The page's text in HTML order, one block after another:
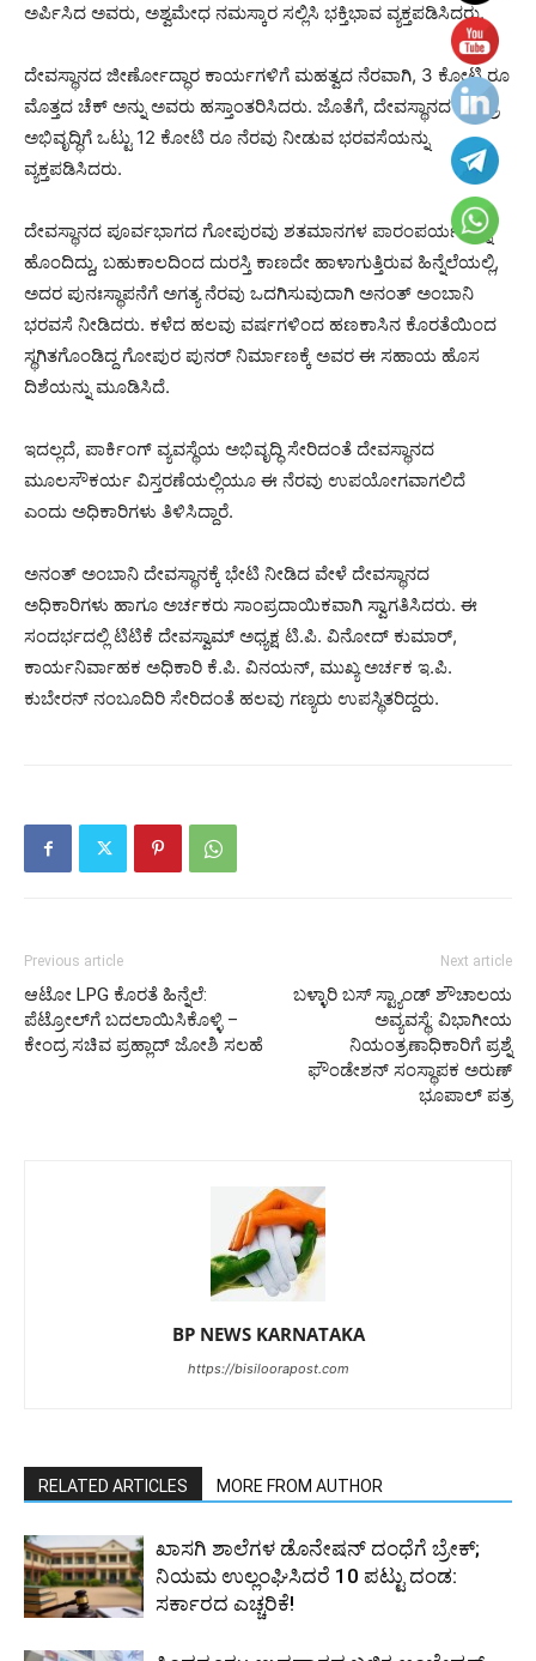
ಅರ್ಪಿಸಿದ ಅವರು, ಅಶ್ವಮೇಧ ನಮಸ್ಕಾರ ಸಲ್ಲಿಸಿ ಭಕ್ತಿಭಾವ ವ್ಯಕ್ತಪಡಿಸಿದರು.
ದೇವಸ್ಥಾನದ ಜೀರ್ಣೋದ್ಧಾರ ಕಾರ್ಯಗಳಿಗೆ ಮಹತ್ವದ ನೆರವಾಗಿ, 3 ಕೋಟಿ ರೂ
ಮೊತ್ತದ ಚೆಕ್ ಅನ್ನು ಅವರು ಹಸ್ತಾಂತರಿಸಿದರು. ಜೊತೆಗೆ, ದೇವಸ್ಥಾನದ ಸಮಗ್ರ
ಅಭಿವೃದ್ಧಿಗೆ ಒಟ್ಟು 12 ಕೋಟಿ ರೂ ನೆರವು ನೀಡುವ ಭರವಸೆಯನ್ನು
ವ್ಯಕ್ತಪಡಿಸಿದರು.
ದೇವಸ್ಥಾನದ ಪೂರ್ವಭಾಗದ ಗೋಪುರವು ಶತಮಾನಗಳ ಪಾರಂಪರ್ಯವನ್ನು
ಹೊಂದಿದ್ದು, ಬಹುಕಾಲದಿಂದ ದುರಸ್ತಿ ಕಾಣದೇ ಹಾಳಾಗುತ್ತಿರುವ ಹಿನ್ನೆಲೆಯಲ್ಲಿ,
ಅದರ ಪುನಃಸ್ಥಾಪನೆಗೆ ಅಗತ್ಯ ನೆರವು ಒದಗಿಸುವುದಾಗಿ ಅನಂತ್ ಅಂಬಾನಿ
ಭರವಸೆ ನೀಡಿದರು. ಕಳೆದ ಹಲವು ವರ್ಷಗಳಿಂದ ಹಣಕಾಸಿನ ಕೊರತೆಯಿಂದ
ಸ್ಥಗಿತಗೊಂಡಿದ್ದ ಗೋಪುರ ಪುನರ್ ನಿರ್ಮಾಣಕ್ಕೆ ಅವರ ಈ ಸಹಾಯ ಹೊಸ
ದಿಶೆಯನ್ನು ಮೂಡಿಸಿದೆ.
ಇದಲ್ಲದೆ, ಪಾರ್ಕಿಂಗ್ ವ್ಯವಸ್ಥೆಯ ಅಭಿವೃದ್ಧಿ ಸೇರಿದಂತೆ ದೇವಸ್ಥಾನದ
ಮೂಲಸೌಕರ್ಯ ವಿಸ್ತರಣೆಯಲ್ಲಿಯೂ ಈ ನೆರವು ಉಪಯೋಗವಾಗಲಿದೆ
ಎಂದು ಅಧಿಕಾರಿಗಳು ತಿಳಿಸಿದ್ದಾರೆ.
ಅನಂತ್ ಅಂಬಾನಿ ದೇವಸ್ಥಾನಕ್ಕೆ ಭೇಟಿ ನೀಡಿದ ವೇಳೆ ದೇವಸ್ಥಾನದ
ಅಧಿಕಾರಿಗಳು ಹಾಗೂ ಅರ್ಚಕರು ಸಾಂಪ್ರದಾಯಿಕವಾಗಿ ಸ್ವಾಗತಿಸಿದರು. ಈ
ಸಂದರ್ಭದಲ್ಲಿ ಟಿಟಿಕೆ ದೇವಸ್ವಾಮ್ ಅಧ್ಯಕ್ಷ ಟಿ.ಪಿ. ವಿನೋದ್ ಕುಮಾರ್,
ಕಾರ್ಯನಿರ್ವಾಹಕ ಅಧಿಕಾರಿ ಕೆ.ಪಿ. ವಿನಯನ್, ಮುಖ್ಯ ಅರ್ಚಕ ಇ.ಪಿ.
ಕುಬೇರನ್ ನಂಬೂದಿರಿ ಸೇರಿದಂತೆ ಹಲವು ಗಣ್ಯರು ಉಪಸ್ಥಿತರಿದ್ದರು.
Previous article
ಆಟೋ LPG ಕೊರತೆ ಹಿನ್ನೆಲೆ:
ಪೆಟ್ರೋಲ್‌ಗೆ ಬದಲಾಯಿಸಿಕೊಳ್ಳಿ –
ಕೇಂದ್ರ ಸಚಿವ ಪ್ರಹ್ಲಾದ್ ಜೋಶಿ ಸಲಹೆ
Next article
ಬಳ್ಳಾರಿ ಬಸ್ ಸ್ಟ್ಯಾಂಡ್ ಶೌಚಾಲಯ
ಅವ್ಯವಸ್ಥೆ: ವಿಭಾಗೀಯ
ನಿಯಂತ್ರಣಾಧಿಕಾರಿಗೆ ಪ್ರಶ್ನೆ
ಫೌಂಡೇಶನ್ ಸಂಸ್ಥಾಪಕ ಅರುಣ್
ಭೂಪಾಲ್ ಪತ್ರ
BP NEWS KARNATAKA
https://bisiloorapost.com
RELATED ARTICLES MORE FROM AUTHOR
ಖಾಸಗಿ ಶಾಲೆಗಳ ಡೊನೇಷನ್ ದಂಧೆಗೆ ಬ್ರೇಕ್;
ನಿಯಮ ಉಲ್ಲಂಘಿಸಿದರೆ 10 ಪಟ್ಟು ದಂಡ:
ಸರ್ಕಾರದ ಎಚ್ಚರಿಕೆ!